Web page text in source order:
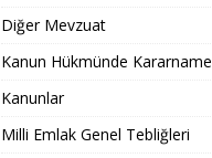
Diğer Mevzuat
Kanun Hükmünde Kararname
Kanunlar
Milli Emlak Genel Tebliğleri